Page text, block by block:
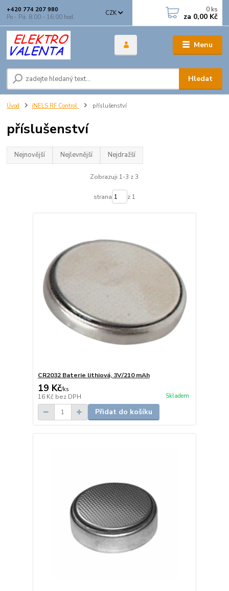
Menu
CZK
Hledat
+420 774 207 980
Po - Pá: 8.00 - 16.00 hod.
0 ks
za 0,00 Kč
Úvod iNELS RF Control příslušenství
příslušenství
Nejnovější Nejlevnější Nejdražší
Zobrazuji 1-3 z 3
strana z 1
CR2032 Baterie lithiová, 3V/210 mAh
19 Kč/ks
16 Kč bez DPH Skladem
Přidat do košíku